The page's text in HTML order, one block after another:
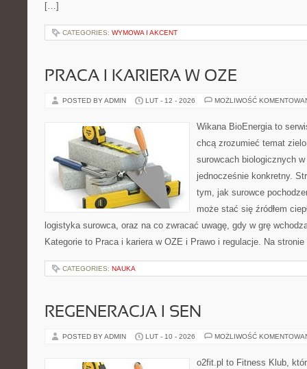
[…]
CATEGORIES: WYMOWA I AKCENT
PRACA I KARIERA W OZE
POSTED BY ADMIN LUT - 12 - 2026 MOŻLIWOŚĆ
Wikana BioEnergia to
chcą zrozumieć temat
surowcach biologicznych
jednocześnie konkretny.
tym, jak surowce
może stać się źródłem
logistyka surowca, oraz na co zwracać uwagę, gdy w grę
Kategorie to Praca i kariera w OZE i Prawo i regulacje. Na
CATEGORIES: NAUKA
REGENERACJA I SEN
POSTED BY ADMIN LUT - 10 - 2026 MOŻLIWOŚĆ
o2fit.pl to Fitness Klub,